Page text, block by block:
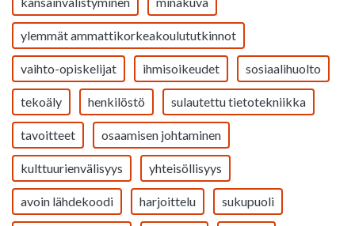
ylemmät ammattikorkeakoulututkinnot
vaihto-opiskelijat ihmisoikeudet sosiaalihuolto
tekoäly henkilöstö sulautettu tietotekniikka
tavoitteet osaamisen johtaminen
kulttuurienvälisyys yhteisöllisyys
avoin lähdekoodi harjoittelu sukupuoli